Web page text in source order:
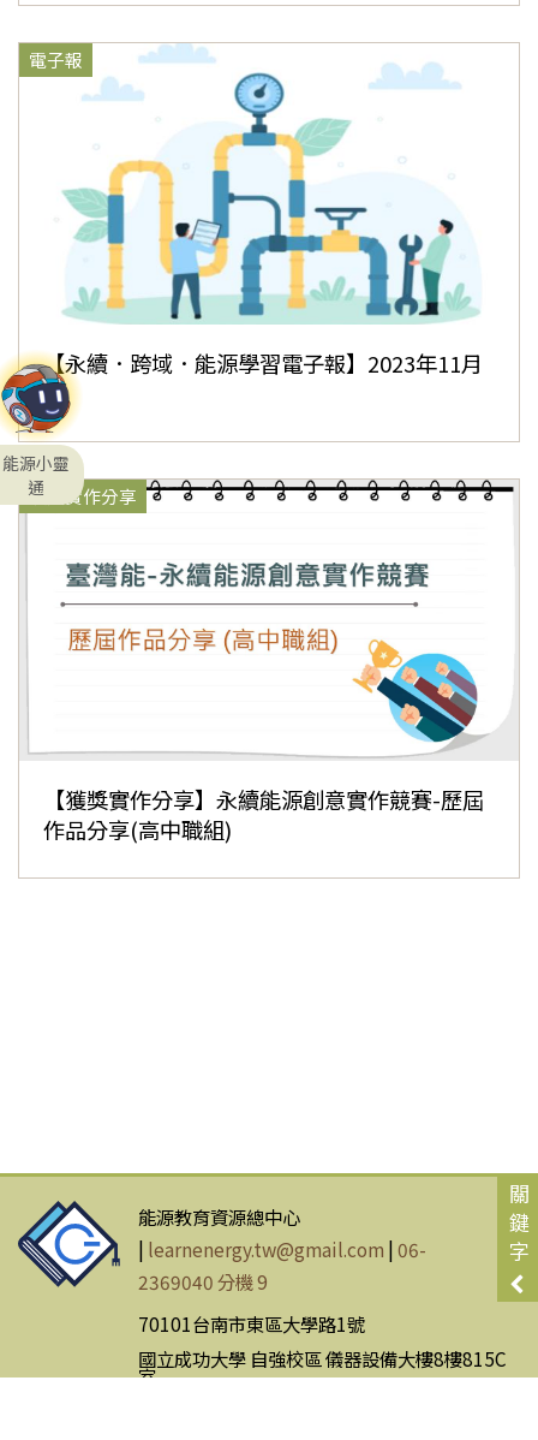
電子報
【永續．跨域．能源學習電子報】2023年11月
號
獲獎實作分享
【獲獎實作分享】永續能源創意實作競賽-歷屆
作品分享(高中職組)
關
鍵
字
能源小靈
通
能源教育資源總中心
| learnenergy.tw@gmail.com |06-
2369040 分機 9
70101台南市東區大學路1號
國立成功大學 自強校區 儀器設備大樓8樓815C
室